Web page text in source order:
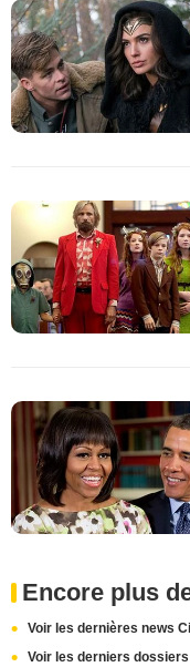
Encore plus
Voir les dernières news
Voir les derniers